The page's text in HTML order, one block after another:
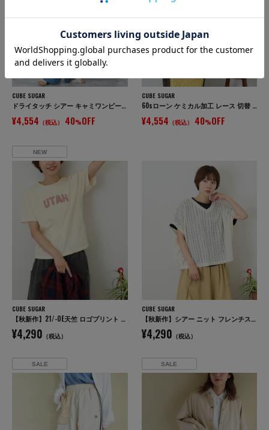
CUBE SUGAR
ドライタッチ シアー キャミワンピース
¥4,554 （税込） 40%OFF
CUBE SUGAR
60sローン ケミカル加工 レース 切替 ドルマン シャツ
¥4,554 （税込） 40%OFF
NEW
CUBE SUGAR
【秋新作】21/-OE天竺 ロゴプリント ジャストサイズ Tシャツ
¥4,290 （税込）
CUBE SUGAR
【秋新作】シアー ニット フレンチスリーブ プルオーバー
¥4,290 （税込）
SALE SALE